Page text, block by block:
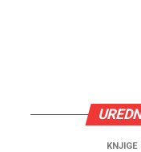
KNJIGE